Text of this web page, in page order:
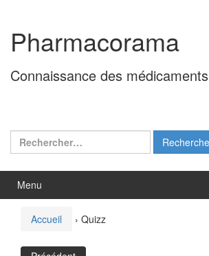
contenu
menu
principal
Pharmacorama
Connaissance des médicaments
Rechercher :
Menu
Accueil › Quizz